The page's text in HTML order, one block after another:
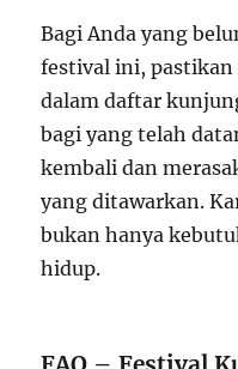
Bagi Anda yang
festival ini,
dalam daftar
bagi yang telah
kembali dan
yang ditawarkan.
bukan hanya
hidup.